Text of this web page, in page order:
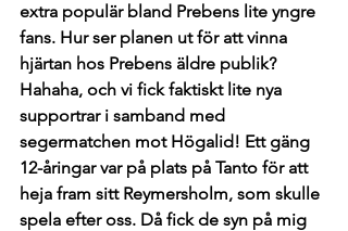
extra populär bland Prebens lite yngre
fans. Hur ser planen ut för att vinna
hjärtan hos Prebens äldre publik?
Hahaha, och vi fick faktiskt lite nya
supportrar i samband med
segermatchen mot Högalid! Ett gäng
12-åringar var på plats på Tanto för att
heja fram sitt Reymersholm, som skulle
spela efter oss. Då fick de syn på mig